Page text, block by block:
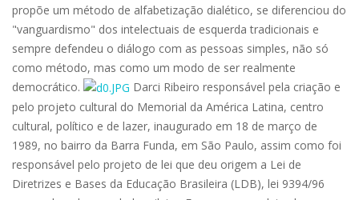
propõe um método de alfabetização dialético, se diferenciou do
"vanguardismo" dos intelectuais de esquerda tradicionais e
sempre defendeu o diálogo com as pessoas simples, não só
como método, mas como um modo de ser realmente
democrático.
Darci Ribeiro responsável pela criação e
pelo projeto cultural do Memorial da América Latina, centro
cultural, político e de lazer, inaugurado em 18 de março de
1989, no bairro da Barra Funda, em São Paulo, assim como foi
responsável pelo projeto de lei que deu origem a Lei de
Diretrizes e Bases da Educação Brasileira (LDB), lei 9394/96